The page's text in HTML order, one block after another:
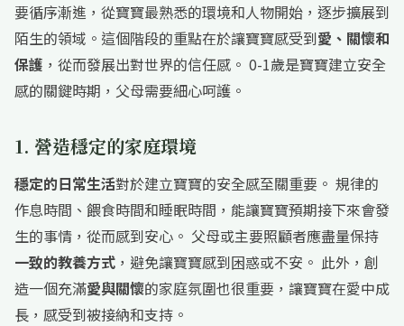
要循序漸進，從寶寶最熟悉的環境和人物開始，逐步擴展到
陌生的領域。這個階段的重點在於讓寶寶感受到愛、關懷和
保護 ，從而發展出對世界的信任感。 0-1歲是寶寶建立安全
感的關鍵時期，父母需要細心呵護。
1. 營造穩定的家庭環境
穩定的日常生活對於建立寶寶的安全感至關重要。 規律的
作息時間、餵食時間和睡眠時間，能讓寶寶預期接下來會發
生的事情，從而感到安心。 父母或主要照顧者應盡量保持
一致的教養方式 ，避免讓寶寶感到困惑或不安。 此外，創
造一個充滿愛與關懷的家庭氛圍也很重要，讓寶寶在愛中成
長，感受到被接納和支持。